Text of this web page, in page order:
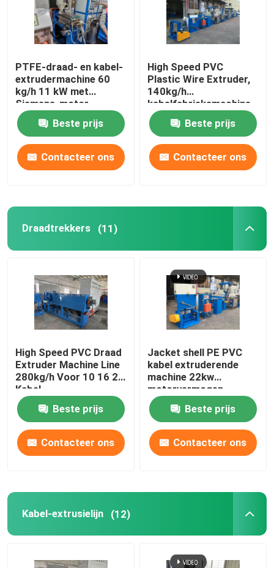
koperen bundelmachine
Kabel die Machine verdraaien
koperen trekmachine
Koperen tapmachine
kabelspinmachine
Spiraalgeweld buismachine
Kabelbollen
CCV-lijnen
Kabelkop
PTFE-draad- en kabel-
extrudermachine 60
kg/h 11 kW met
Siemens-motor
Beste prijs
Contacteer ons
High Speed PVC
Plastic Wire Extruder,
140kg/h
kabelfabrieksmachine
Beste prijs
Contacteer ons
Draadtrekkers (11)
High Speed PVC Draad
Extruder Machine Line
280kg/h Voor 10 16 25
Kabel
Beste prijs
Contacteer ons
Jacket shell PE PVC
kabel extruderende
machine 22kw
motorvermogen
Beste prijs
Contacteer ons
Kabel-extrusielijn (12)